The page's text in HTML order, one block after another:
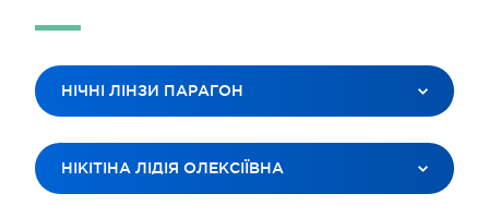
НІЧНІ ЛІНЗИ ПАРАГОН
ВСІ ПОСЛУГИ
ЛАЗЕРНА КОРЕКЦІЯ ЗОРУ
НІКІТІНА ЛІДІЯ ОЛЕКСІЇВНА